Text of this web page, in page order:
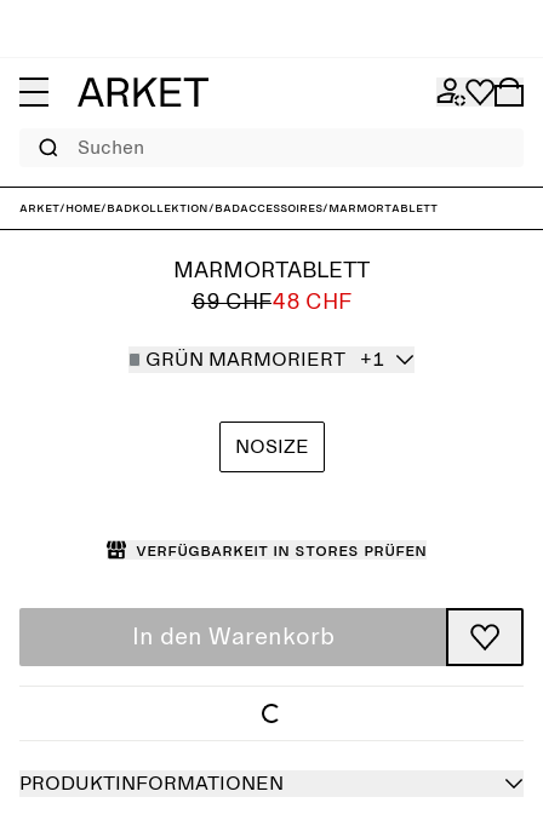
Suchen
ARKET/Home/Badkollektion/Badaccessoires/Marmortablett
MARMORTABLETT
69 CHF48 CHF
GRÜN MARMORIERT +1
NOSIZE
Verfügbarkeit in Stores prüfen
In den Warenkorb
PRODUKTINFORMATIONEN